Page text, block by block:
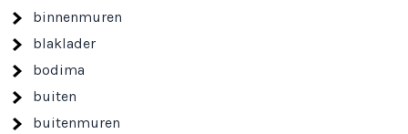
binnenmuren
blaklader
bodima
buiten
buitenmuren